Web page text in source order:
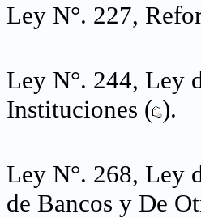
Ley N°. 227,
Ley N°. 244, Ley
Instituciones ( ).
Ley N°. 268, Ley
de Bancos y De